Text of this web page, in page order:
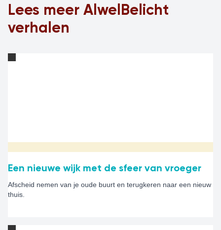
Lees meer AlwelBelicht
verhalen
Een nieuwe wijk met de sfeer van vroeger
Afscheid nemen van je oude buurt en terugkeren naar een nieuw
thuis.